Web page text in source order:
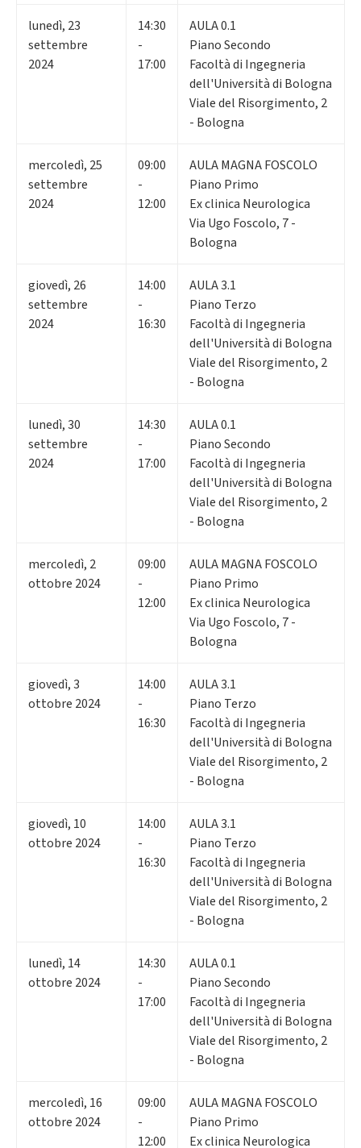
lunedì, 23
settembre
2024
14:30
-
17:00
AULA 0.1
Piano Secondo
Facoltà di Ingegneria
dell'Università di Bologna
Viale del Risorgimento, 2
- Bologna
mercoledì, 25
settembre
2024
09:00
-
12:00
AULA MAGNA FOSCOLO
Piano Primo
Ex clinica Neurologica
Via Ugo Foscolo, 7 -
Bologna
giovedì, 26
settembre
2024
14:00
-
16:30
AULA 3.1
Piano Terzo
Facoltà di Ingegneria
dell'Università di Bologna
Viale del Risorgimento, 2
- Bologna
lunedì,30
settembre
2024
14:30
-
17:00
AULA 0.1
Piano Secondo
Facoltà di Ingegneria
dell'Università di Bologna
Viale del Risorgimento, 2
- Bologna
mercoledì, 2
ottobre 2024
09:00
-
12:00
AULA MAGNA FOSCOLO
Piano Primo
Ex clinica Neurologica
Via Ugo Foscolo, 7 -
Bologna
giovedì,3
ottobre 2024
14:00
-
16:30
AULA 3.1
Piano Terzo
Facoltà di Ingegneria
dell'Università di Bologna
Viale del Risorgimento, 2
- Bologna
giovedì, 10
ottobre 2024
14:00
-
16:30
AULA 3.1
Piano Terzo
Facoltà di Ingegneria
dell'Università di Bologna
Viale del Risorgimento, 2
- Bologna
lunedì, 14
ottobre 2024
14:30
-
17:00
AULA 0.1
Piano Secondo
Facoltà di Ingegneria
dell'Università di Bologna
Viale del Risorgimento, 2
- Bologna
mercoledì, 16
ottobre 2024
09:00
-
12:00
AULA MAGNA FOSCOLO
Piano Primo
Ex clinica Neurologica